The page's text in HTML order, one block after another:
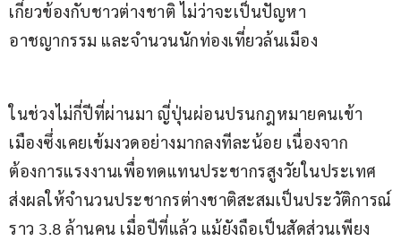
เกี่ยวข้องกับชาวต่างชาติ ไม่ว่าจะเป็นปัญหา
อาชญากรรม และจำนวนนักท่องเที่ยวล้นเมือง
ในช่วงไม่กี่ปีที่ผ่านมา ญี่ปุ่นผ่อนปรนกฎหมายคนเข้า
เมืองซึ่งเคยเข้มงวดอย่างมากลงทีละน้อย เนื่องจาก
ต้องการแรงงานเพื่อทดแทนประชากรสูงวัยในประเทศ
ส่งผลให้จำนวนประชากรต่างชาติสะสมเป็นประวัติการณ์
ราว 3.8 ล้านคน เมื่อปีที่แล้ว แม้ยังถือเป็นสัดส่วนเพียง